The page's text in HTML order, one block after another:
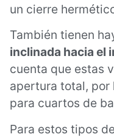
un cierre
También tienen
inclinada hacia el
cuenta que estas
apertura total, por
para cuartos de
Para estos tipos